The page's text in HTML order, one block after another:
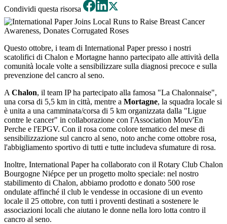
Condividi questa risorsa
Questo ottobre, i team di International Paper presso i nostri
scatolifici di Chalon e Mortagne hanno partecipato alle attività della
comunità locale volte a sensibilizzare sulla diagnosi precoce e sulla
prevenzione del cancro al seno.
A Chalon, il team IP ha partecipato alla famosa "La Chalonnaise",
una corsa di 5,5 km in città, mentre a Mortagne, la squadra locale si
è unita a una camminata/corsa di 5 km organizzata dalla "Ligue
contre le cancer" in collaborazione con l'Association Mouv'En
Perche e l'EPGV. Con il rosa come colore tematico del mese di
sensibilizzazione sul cancro al seno, noto anche come ottobre rosa,
l'abbigliamento sportivo di tutti e tutte includeva sfumature di rosa.
Inoltre, International Paper ha collaborato con il Rotary Club Chalon
Bourgogne Niépce per un progetto molto speciale: nel nostro
stabilimento di Chalon, abbiamo prodotto e donato 500 rose
ondulate affinché il club le vendesse in occasione di un evento
locale il 25 ottobre, con tutti i proventi destinati a sostenere le
associazioni locali che aiutano le donne nella loro lotta contro il
cancro al seno.